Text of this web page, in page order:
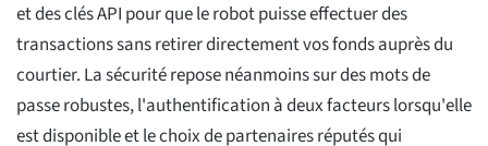
et des clés API pour que le robot puisse effectuer des
transactions sans retirer directement vos fonds auprès du
courtier. La sécurité repose néanmoins sur des mots de
passe robustes, l'authentification à deux facteurs lorsqu'elle
est disponible et le choix de partenaires réputés qui